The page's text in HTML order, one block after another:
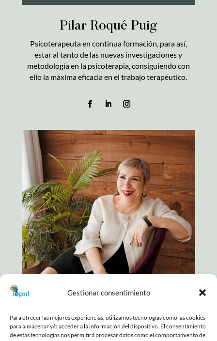
Gestionar consentimiento
Para ofrecer las mejores experiencias, utilizamos tecnologías como las cookies
para almacenar y/o acceder a la información del dispositivo. El consentimiento
de estas tecnologías nos permitirá procesar datos como el comportamiento de
Pilar Roqué Puig
Psicoterapeuta en continua formación, para así,
estar al tanto de las nuevas investigaciones y
metodología en la psicoterapia, consiguiendo con
ello la máxima eficacia en el trabajo terapéutico.
COPYRIGHT © 2025. TODOS LOS DERECHOS